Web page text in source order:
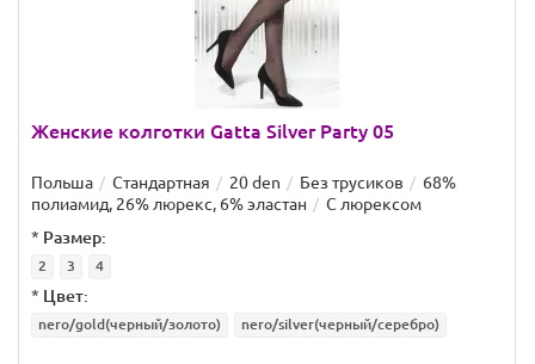
Женские колготки Gatta Silver Party 05
Польша Стандартная 20 den Без трусиков
68%
полиамид, 26% люрекс, 6% эластан
С люрексом
* Размер:
2 3 4
* Цвет:
nero/gold(черный/золото) nero/silver(черный/серебро)